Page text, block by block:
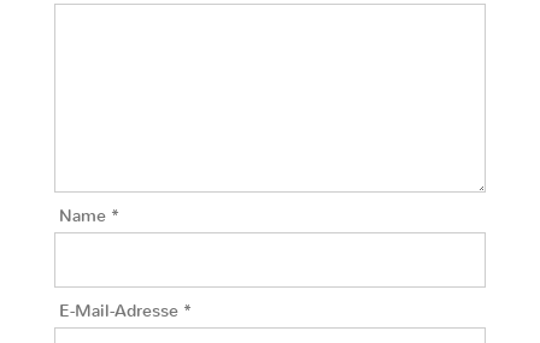
Name *
E-Mail-Adresse *